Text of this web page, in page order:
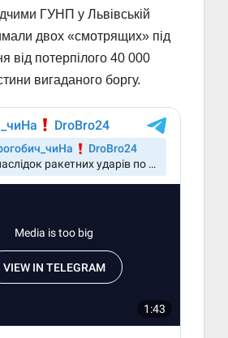
ГУНП у Львівській
двох «смотрящих» під
від потерпілого 40 000
вигаданого боргу.